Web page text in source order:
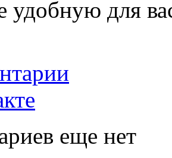
удобную для
еще нет